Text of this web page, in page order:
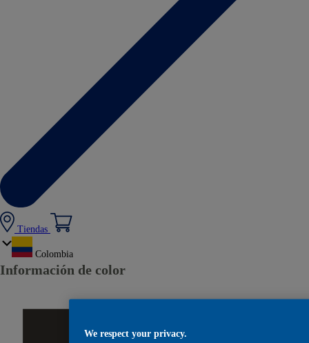
Tiendas
Colombia
Información de color
We respect your privacy.